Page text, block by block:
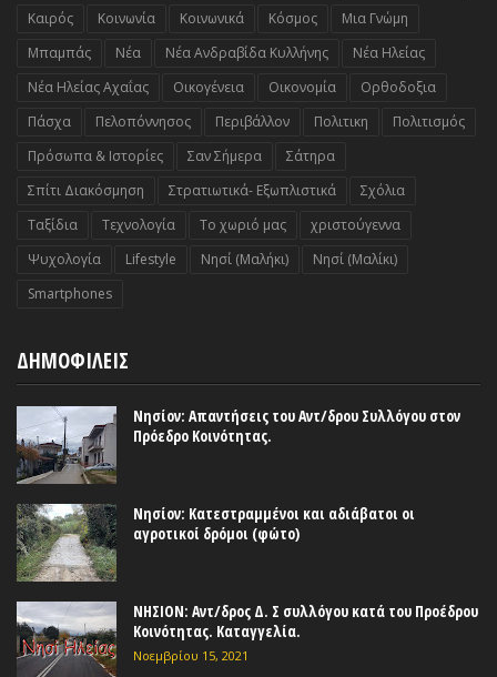
Καιρός
Κοινωνία Κοινωνικά Κόσμος
Μια Γνώμη
Μπαμπάς
Νέα Νέα Ανδραβίδα Κυλλήνης
Νέα Ηλείας
Νέα Ηλείας Αχαΐας
Οικογένεια Οικονομία
Ορθοδοξια
Πάσχα
Πελοπόννησος Περιβάλλον Πολιτικη
Πολιτισμός
Πρόσωπα & Ιστορίες
Σαν Σήμερα
Σάτηρα
Σπίτι Διακόσμηση
Στρατιωτικά- Εξωπλιστικά
Σχόλια
Ταξίδια
Τεχνολογία Το χωριό μας
χριστούγεννα
Ψυχολογία
Lifestyle Nησί (Μαλήκι)
Nησί (Μαλίκι)
Smartphones
ΔΗΜΟΦΙΛΕΙΣ
Νησίον: Απαντήσεις του Αντ/δρου Συλλόγου στον
Πρόεδρο Κοινότητας.
Νησίον: Κατεστραμμένοι και αδιάβατοι οι
αγροτικοί δρόμοι (φώτο)
ΝΗΣΙΟΝ: Αντ/δρος Δ. Σ συλλόγου κατά του Προέδρου
Κοινότητας. Καταγγελία.
Νοεμβρίου 15, 2021